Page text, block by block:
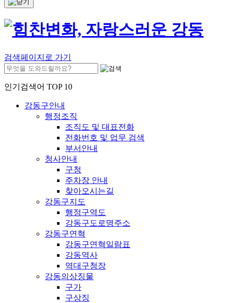
검색페이지로 가기
인기검색어 TOP 10
강동구안내
행정조직
조직도 및 대표전화
전화번호 및 업무 검색
부서안내
청사안내
구청
주차장 안내
찾아오시는길
강동구지도
행정구역도
강동구도로명주소
강동구연혁
강동구연혁일람표
강동역사
역대구청장
강동의상징물
구가
구상징